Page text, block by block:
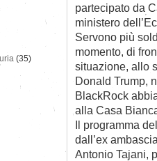
partecipato da
ministero
Servono più
momento, di
situazione, allo
Donald Trump,
BlackRock
alla Casa
Il programma
dall’ex
Antonio Tajani,
(35)